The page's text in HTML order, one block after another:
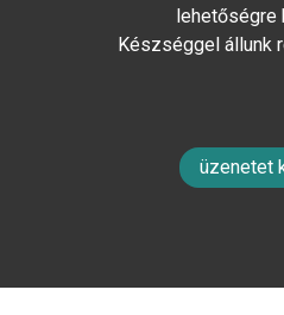
lehetőségre
Készséggel állunk
üzenetet